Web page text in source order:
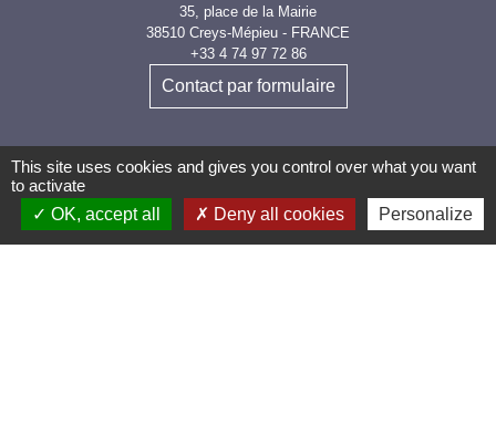
35, place de la Mairie
38510 Creys-Mépieu - FRANCE
+33 4 74 97 72 86
Contact par formulaire
This site uses cookies and gives you control over what you want
to activate
OK, accept all
Deny all cookies Personalize